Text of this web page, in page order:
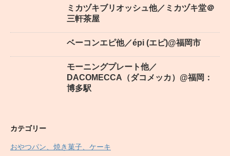
ミカヅキブリオッシュ他／ミカヅキ堂＠
三軒茶屋
ベーコンエピ他／épi (エピ)@福岡市
モーニングプレート他／
DACOMECCA（ダコメッカ）@福岡：
博多駅
カテゴリー
おやつパン、焼き菓子、ケーキ